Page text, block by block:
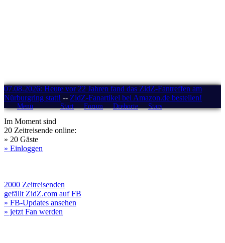
07.08.2026: Heute vor 22 Jahren fand das ZidZ-Fantreffen am
Nürburgring statt! -- ZidZ-Fanartikel bei Amazon.de bestellen!
Menü Start Forum Drehorte Stars
Im Moment sind
20 Zeitreisende online:
» 20 Gäste
» Einloggen
2000 Zeitreisenden
gefällt ZidZ.com auf FB
» FB-Updates ansehen
» jetzt Fan werden